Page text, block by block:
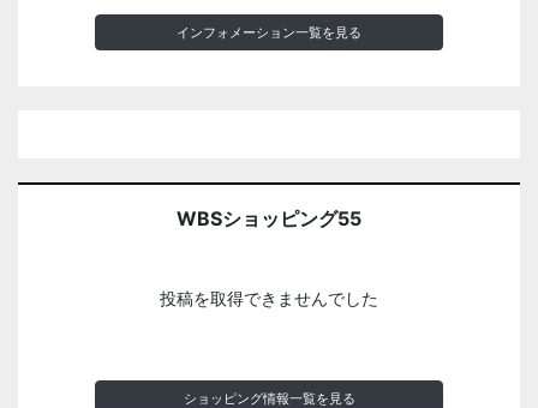
インフォメーション一覧を見る
WBSショッピング55
投稿を取得できませんでした
ショッピング情報一覧を見る